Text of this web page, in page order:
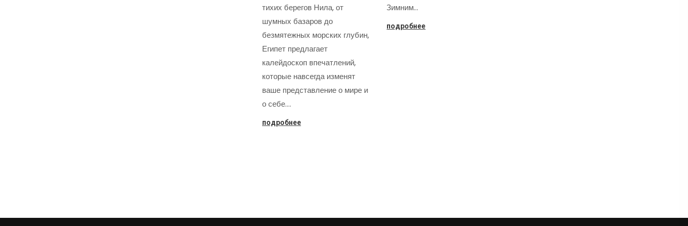
тихих берегов Нила, от
шумных базаров до
безмятежных морских глубин,
Египет предлагает
калейдоскоп впечатлений,
которые навсегда изменят
ваше представление о мире и
о себе.…
подробнее
Зимним…
подробнее